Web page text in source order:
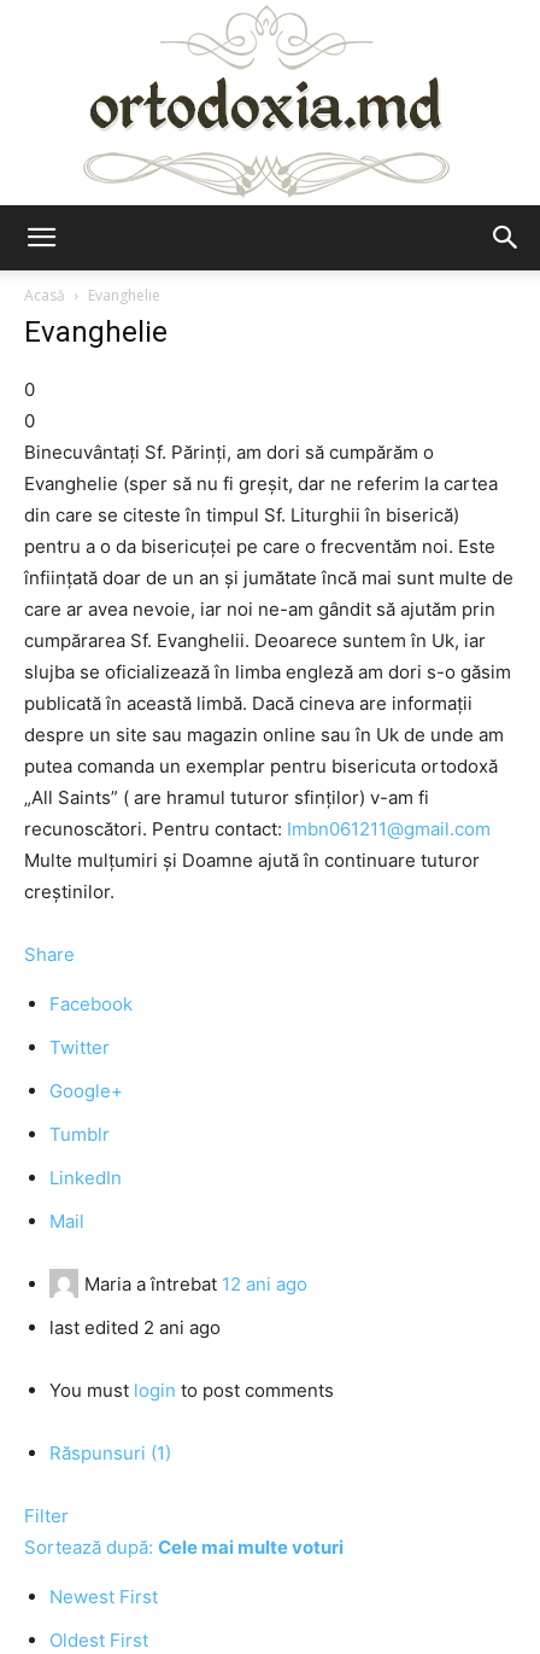
Acasă
Evanghelie
Evanghelie
0
0
Binecuvântați Sf. Părinți, am dori să cumpărăm o
Evanghelie (sper să nu fi greșit, dar ne referim la cartea
din care se citeste în timpul Sf. Liturghii în biserică)
pentru a o da bisericuței pe care o frecventăm noi. Este
înființată doar de un an și jumătate încă mai sunt multe de
care ar avea nevoie, iar noi ne-am gândit să ajutăm prin
cumpărarea Sf. Evanghelii. Deoarece suntem în Uk, iar
slujba se oficializează în limba engleză am dori s-o găsim
publicată în această limbă. Dacă cineva are informații
despre un site sau magazin online sau în Uk de unde am
putea comanda un exemplar pentru bisericuta ortodoxă
„All Saints” ( are hramul tuturor sfinților) v-am fi
recunoscători. Pentru contact: Imbn061211@gmail.com
Multe mulțumiri și Doamne ajută în continuare tuturor
creștinilor.
Share
Facebook
Twitter
Google+
Tumblr
LinkedIn
Mail
Maria a întrebat 12 ani ago
last edited 2 ani ago
You must login to post comments
Răspunsuri (1)
Filter
Sortează după: Cele mai multe voturi
Newest First
Oldest First